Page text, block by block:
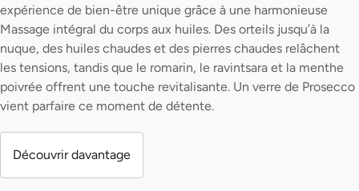
expérience de bien-être unique grâce à une harmonieuse
Massage intégral du corps aux huiles. Des orteils jusqu’à la
nuque, des huiles chaudes et des pierres chaudes relâchent
les tensions, tandis que le romarin, le ravintsara et la menthe
poivrée offrent une touche revitalisante. Un verre de Prosecco
vient parfaire ce moment de détente.
Découvrir davantage